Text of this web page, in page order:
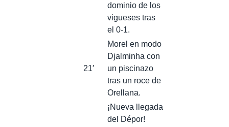
dominio de los
vigueses tras
el 0-1.
21′
Morel en modo
Djalminha con
un piscinazo
tras un roce de
Orellana.
¡Nueva llegada
del Dépor!